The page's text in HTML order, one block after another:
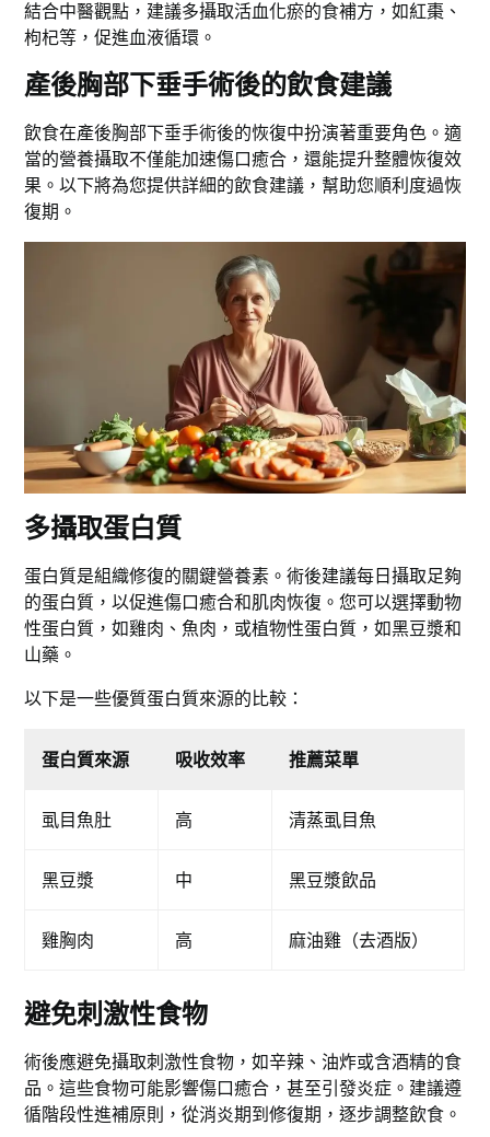
結合中醫觀點，建議多攝取活血化瘀的食補方，如紅棗、
枸杞等，促進血液循環。
產後胸部下垂手術後的飲食建議
飲食在產後胸部下垂手術後的恢復中扮演著重要角色。適
當的營養攝取不僅能加速傷口癒合，還能提升整體恢復效
果。以下將為您提供詳細的飲食建議，幫助您順利度過恢
復期。
多攝取蛋白質
蛋白質是組織修復的關鍵營養素。術後建議每日攝取足夠
的蛋白質，以促進傷口癒合和肌肉恢復。您可以選擇動物
性蛋白質，如雞肉、魚肉，或植物性蛋白質，如黑豆漿和
山藥。
以下是一些優質蛋白質來源的比較：
蛋白質來源 吸收效率 推薦菜單
虱目魚肚 高 清蒸虱目魚
黑豆漿 中 黑豆漿飲品
雞胸肉 高 麻油雞（去酒版）
避免刺激性食物
術後應避免攝取刺激性食物，如辛辣、油炸或含酒精的食
品。這些食物可能影響傷口癒合，甚至引發炎症。建議遵
循階段性進補原則，從消炎期到修復期，逐步調整飲食。